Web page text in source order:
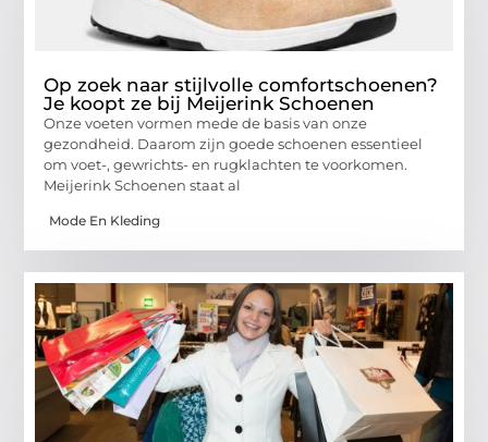
Op zoek naar stijlvolle comfortschoenen?
Je koopt ze bij Meijerink Schoenen
Onze voeten vormen mede de basis van onze
gezondheid. Daarom zijn goede schoenen essentieel
om voet-, gewrichts- en rugklachten te voorkomen.
Meijerink Schoenen staat al
Mode En Kleding